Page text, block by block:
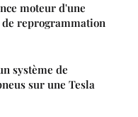
moteur d'une
de reprogrammation
système de
sur une Tesla